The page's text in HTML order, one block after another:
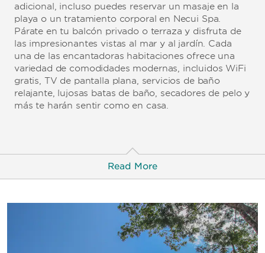
adicional, incluso puedes reservar un masaje en la
playa o un tratamiento corporal en Necui Spa.
Párate en tu balcón privado o terraza y disfruta de
las impresionantes vistas al mar y al jardín. Cada
una de las encantadoras habitaciones ofrece una
variedad de comodidades modernas, incluidos WiFi
gratis, TV de pantalla plana, servicios de baño
relajante, lujosas batas de baño, secadores de pelo y
más te harán sentir como en casa.
Read More